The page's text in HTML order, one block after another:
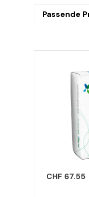
Passende
CHF 67.55